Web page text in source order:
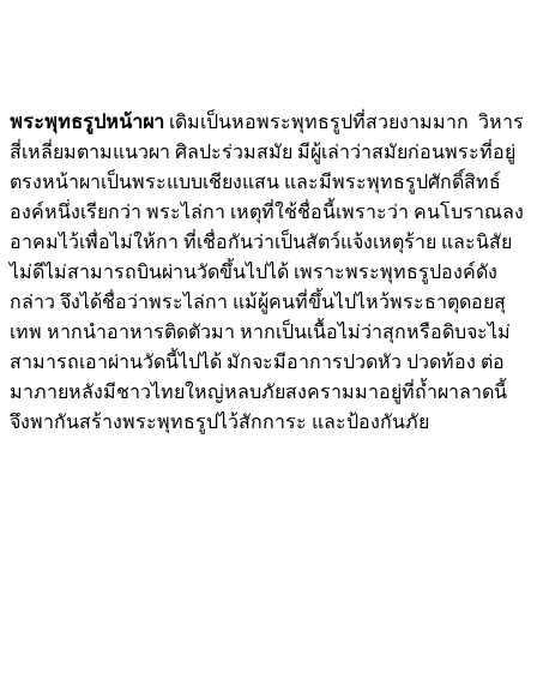
พระพุทธรูปหน้าผา เดิมเป็นหอพระพุทธรูปที่สวยงามมาก วิหาร
สี่เหลี่ยมตามแนวผา ศิลปะร่วมสมัย มีผู้เล่าว่าสมัยก่อนพระที่อยู่
ตรงหน้าผาเป็นพระแบบเชียงแสน และมีพระพุทธรูปศักดิ์สิทธ์
องค์หนึ่งเรียกว่า พระไล่กา เหตุที่ใช้ชื่อนี้เพราะว่า คนโบราณลง
อาคมไว้เพื่อไม่ให้กา ที่เชื่อกันว่าเป็นสัตว์แจ้งเหตุร้าย และนิสัย
ไม่ดีไม่สามารถบินผ่านวัดขึ้นไปได้ เพราะพระพุทธรูปองค์ดัง
กล่าว จึงได้ชื่อว่าพระไล่กา แม้ผู้คนที่ขึ้นไปไหว้พระธาตุดอยสุ
เทพ หากนำอาหารติดตัวมา หากเป็นเนื้อไม่ว่าสุกหรือดิบจะไม่
สามารถเอาผ่านวัดนี้ไปได้ มักจะมีอาการปวดหัว ปวดท้อง ต่อ
มาภายหลังมีชาวไทยใหญ่หลบภัยสงครามมาอยู่ที่ถ้ำผาลาดนี้
จึงพากันสร้างพระพุทธรูปไว้สักการะ และป้องกันภัย